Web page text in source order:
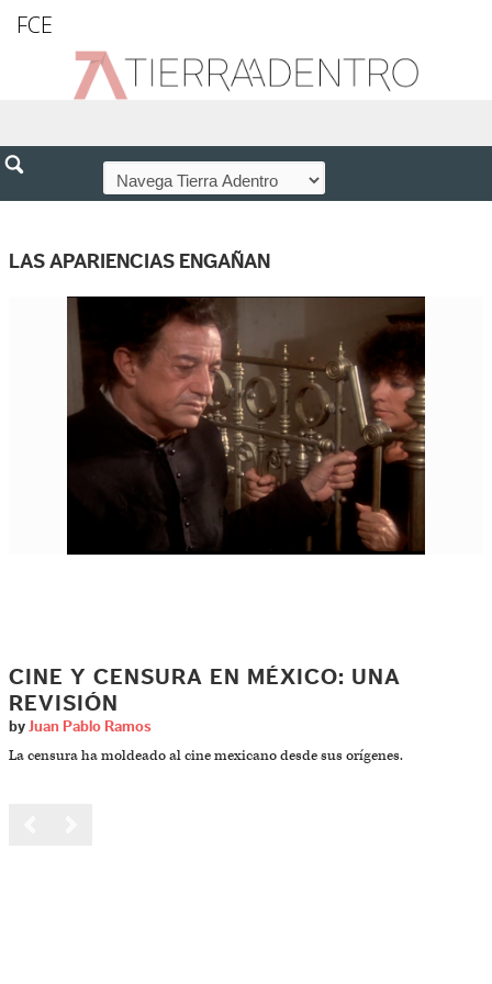
FCE
LAS APARIENCIAS ENGAÑAN
CINE Y CENSURA EN MÉXICO: UNA
REVISIÓN
by Juan Pablo Ramos
La censura ha moldeado al cine mexicano desde sus orígenes.